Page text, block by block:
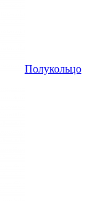
Полукольцо